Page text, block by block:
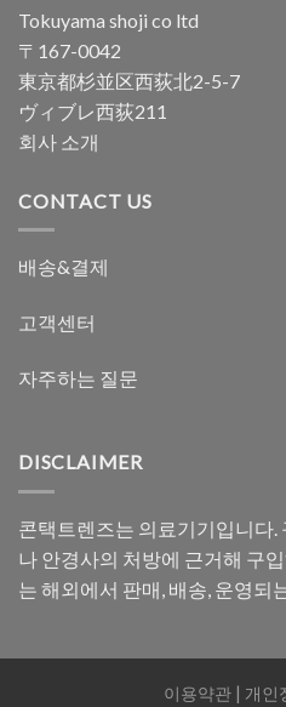
Tokuyama shoji co ltd
〒167-0042
東京都杉並区西荻北2-5-7
ヴィブレ西荻211
회사 소개
CONTACT US
배송&결제
고객센터
자주하는 질문
DISCLAIMER
콘택트렌즈는 의료기기입니다
나 안경사의 처방에 근거해 구
는 해외에서 판매, 배송, 운영되
이용약관| 개인